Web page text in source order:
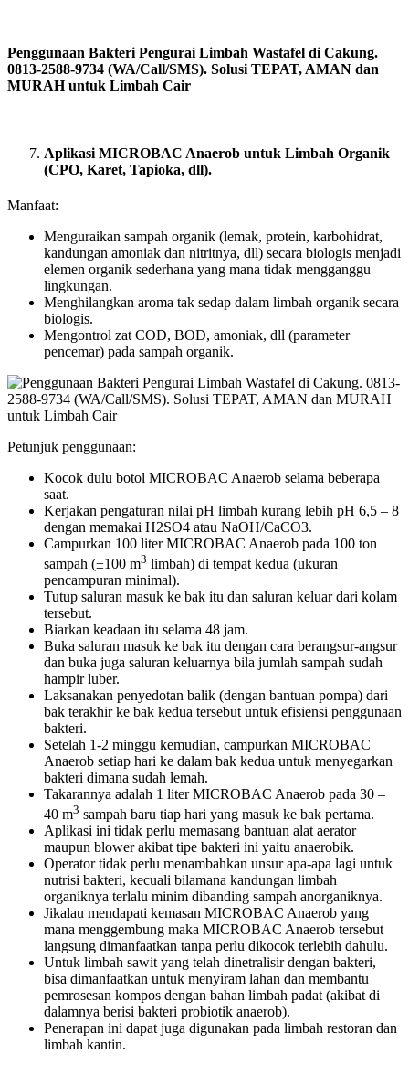
Penggunaan Bakteri Pengurai Limbah Wastafel di Cakung.
0813-2588-9734 (WA/Call/SMS). Solusi TEPAT, AMAN dan
MURAH untuk Limbah Cair
Aplikasi MICROBAC Anaerob untuk Limbah Organik
(CPO, Karet, Tapioka, dll).
Manfaat:
Menguraikan sampah organik (lemak, protein, karbohidrat,
kandungan amoniak dan nitritnya, dll) secara biologis menjadi
elemen organik sederhana yang mana tidak mengganggu
lingkungan.
Menghilangkan aroma tak sedap dalam limbah organik secara
biologis.
Mengontrol zat COD, BOD, amoniak, dll (parameter
pencemar) pada sampah organik.
Petunjuk penggunaan:
Kocok dulu botol MICROBAC Anaerob selama beberapa
saat.
Kerjakan pengaturan nilai pH limbah kurang lebih pH 6,5 – 8
dengan memakai H2SO4 atau NaOH/CaCO3.
Campurkan 100 liter MICROBAC Anaerob pada 100 ton
sampah (±100 m3 limbah) di tempat kedua (ukuran
pencampuran minimal).
Tutup saluran masuk ke bak itu dan saluran keluar dari kolam
tersebut.
Biarkan keadaan itu selama 48 jam.
Buka saluran masuk ke bak itu dengan cara berangsur-angsur
dan buka juga saluran keluarnya bila jumlah sampah sudah
hampir luber.
Laksanakan penyedotan balik (dengan bantuan pompa) dari
bak terakhir ke bak kedua tersebut untuk efisiensi penggunaan
bakteri.
Setelah 1-2 minggu kemudian, campurkan MICROBAC
Anaerob setiap hari ke dalam bak kedua untuk menyegarkan
bakteri dimana sudah lemah.
Takarannya adalah 1 liter MICROBAC Anaerob pada 30 –
40 m3 sampah baru tiap hari yang masuk ke bak pertama.
Aplikasi ini tidak perlu memasang bantuan alat aerator
maupun blower akibat tipe bakteri ini yaitu anaerobik.
Operator tidak perlu menambahkan unsur apa-apa lagi untuk
nutrisi bakteri, kecuali bilamana kandungan limbah
organiknya terlalu minim dibanding sampah anorganiknya.
Jikalau mendapati kemasan MICROBAC Anaerob yang
mana menggembung maka MICROBAC Anaerob tersebut
langsung dimanfaatkan tanpa perlu dikocok terlebih dahulu.
Untuk limbah sawit yang telah dinetralisir dengan bakteri,
bisa dimanfaatkan untuk menyiram lahan dan membantu
pemrosesan kompos dengan bahan limbah padat (akibat di
dalamnya berisi bakteri probiotik anaerob).
Penerapan ini dapat juga digunakan pada limbah restoran dan
limbah kantin.